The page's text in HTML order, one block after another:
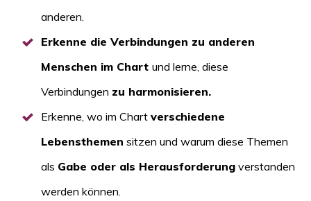
anderen.
Erkenne die Verbindungen zu anderen
Menschen im Chart und lerne, diese
Verbindungen zu harmonisieren.
Erkenne, wo im Chart verschiedene
Lebensthemen sitzen und warum diese Themen
als Gabe oder als Herausforderung verstanden
werden können.